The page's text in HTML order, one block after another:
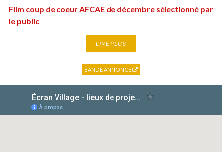
Film coup de coeur AFCAE de décembre sélectionné par
le public
LIRE PLUS
BANDE ANNONCE